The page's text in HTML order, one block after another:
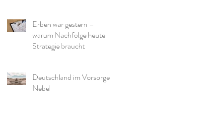
Erben war gestern –
warum Nachfolge heute
Strategie braucht
Deutschland im Vorsorge-
Nebel